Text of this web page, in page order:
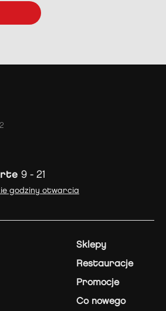
9 - 21
godziny otwarcia
Sklepy
Restauracje
Promocje
Co nowego